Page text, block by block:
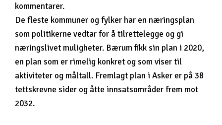
kommentarer.
De fleste kommuner og fylker har en næringsplan
som politikerne vedtar for å tilrettelegge og gi
næringslivet muligheter. Bærum fikk sin plan i 2020,
en plan som er rimelig konkret og som viser til
aktiviteter og måltall. Fremlagt plan i Asker er på 38
tettskrevne sider og åtte innsatsområder frem mot
2032.